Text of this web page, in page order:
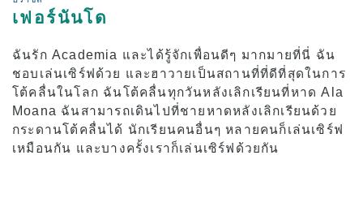
เฟอร์นันโด
ฉันรัก Academia และได้รู้จักเพื่อนดีๆ มากมายที่นี่ ฉัน
ชอบเล่นเซิร์ฟด้วย และฮาวายเป็นสถานที่ที่ดีที่สุดในการ
โต้คลื่นในโลก ฉันโต้คลื่นทุกวันหลังเลิกเรียนที่หาด Ala
Moana ฉันสามารถเดินไปที่ชายหาดหลังเลิกเรียนด้วย
กระดานโต้คลื่นได้ นักเรียนคนอื่นๆ หลายคนก็เล่นเซิร์ฟ
เหมือนกัน และบางครั้งเราก็เล่นเซิร์ฟด้วยกัน